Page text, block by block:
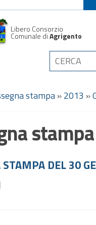
Libero Consorzio
Comunale diAgrigento
stampa»2013 »
stampa
STAMPA DEL 30